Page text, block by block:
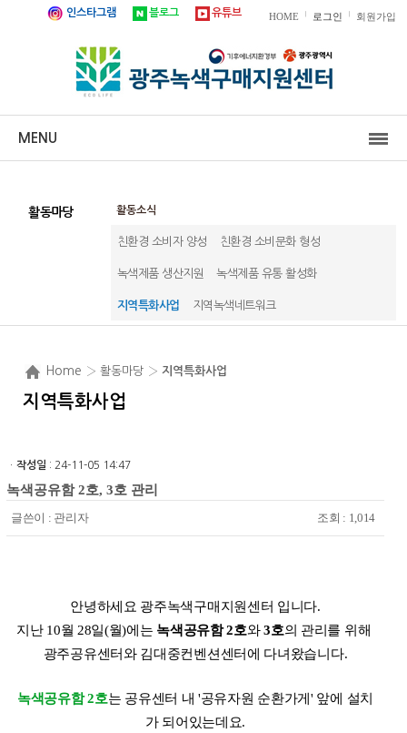
HOME 로그인 회원가입
인스타그램 블로그 유튜브
MENU
활동마당 활동소식
친환경 소비자 양성 친환경 소비문화 형성
녹색제품 생산지원 녹색제품 유통 활성화
지역특화사업 지역녹색네트워크
Home › 활동마당 › 지역특화사업
지역특화사업
ㆍ 작성일 : 24-11-05 14:47
녹색공유함 2호, 3호 관리
글쓴이 : 관리자 조회 : 1,014
안녕하세요 광주녹색구매지원센터 입니다.
지난 10월 28일(월)에는 녹색공유함 2호와3호의 관리를 위해
광주공유센터와 김대중컨벤션센터에 다녀왔습니다.
녹색공유함 2호는 공유센터 내 '공유자원 순환가게' 앞에 설치
가 되어있는데요.